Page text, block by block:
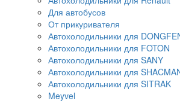
Для автобусов
От прикуривателя
Автохолодильники для
Автохолодильники для FOTON
Автохолодильники для SANY
Автохолодильники для
Автохолодильники для SITRAK
Meyvel